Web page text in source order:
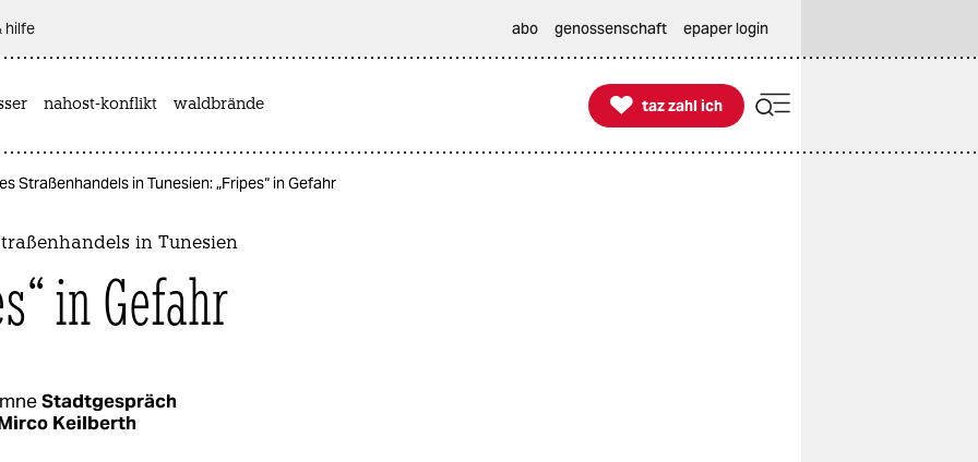
hilfe abo genossenschaft epaper login
nahost-konflikt waldbrände 
taz zahl ich
taz zahl ich
Straßenhandels in Tunesien: „Fripes“ in Gefahr
in Tunesien
in Gefahr
Stadtgespräch
Keilberth